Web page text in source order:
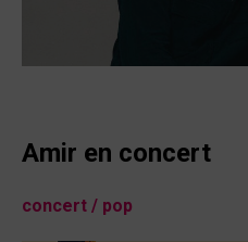
Amir en concert
concert / pop